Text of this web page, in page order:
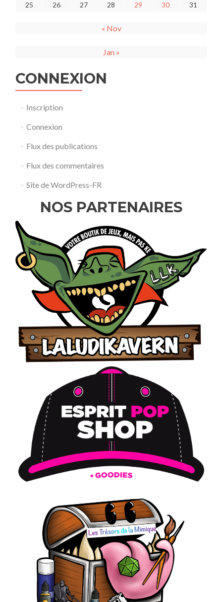
25
26 27 28 29 30 31
« Nov
Jan »
CONNEXION
Inscription
Connexion
Flux des publications
Flux des commentaires
Site de WordPress-FR
NOS PARTENAIRES